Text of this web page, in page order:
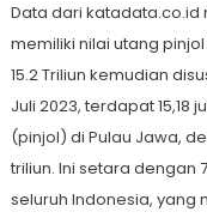
Data dari katadata.co.id
memiliki nilai utang
15.2 Triliun kemudian
Juli 2023, terdapat
(pinjol) di Pulau Jawa,
triliun. Ini setara dengan
seluruh Indonesia, yang